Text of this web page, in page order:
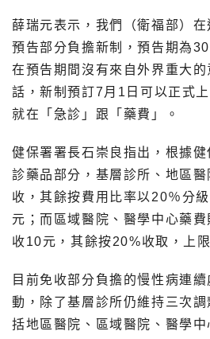
薛瑞元表示，我們（衛福部）
預告部分負擔新制，預告期為
在預告期間沒有來自外界重大
話，新制預訂7月1日可以正式
就在「急診」跟「藥費」。
健保署署長石崇良指出，根據
診藥品部分，基層診所、地區
收，其餘按費用比率以20％分
元；而區域醫院、醫學中心藥
收10元，其餘按20%收取，上
目前免收部分負擔的慢性病連
動，除了基層診所仍維持三次
括地區醫院、區域醫院、醫學